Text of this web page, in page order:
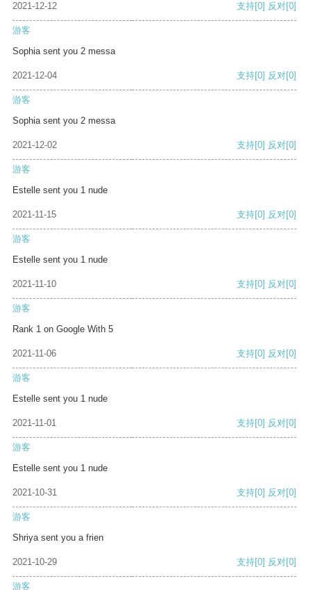
2021-12-12 支持[0] 反对[0]
游客
Sophia sent you 2 messa
2021-12-04 支持[0] 反对[0]
游客
Sophia sent you 2 messa
2021-12-02 支持[0] 反对[0]
游客
Estelle sent you 1 nude
2021-11-15 支持[0] 反对[0]
游客
Estelle sent you 1 nude
2021-11-10 支持[0] 反对[0]
游客
Rank 1 on Google With 5
2021-11-06 支持[0] 反对[0]
游客
Estelle sent you 1 nude
2021-11-01 支持[0] 反对[0]
游客
Estelle sent you 1 nude
2021-10-31 支持[0] 反对[0]
游客
Shriya sent you a frien
2021-10-29 支持[0] 反对[0]
游客